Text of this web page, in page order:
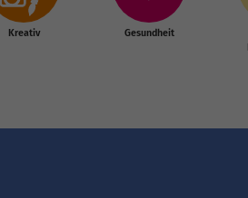
Kreativ Gesundheit